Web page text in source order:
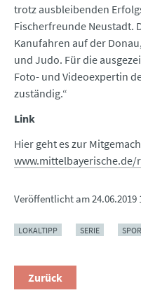
trotz ausbleibenden
Fischerfreunde Neustadt.
Kanufahren auf der
und Judo. Für die
Foto- und Videoexpertin
zuständig.“
Link
Hier geht es zur
Veröffentlicht am24.06.2019
LOKALTIPP SERIE
Zurück